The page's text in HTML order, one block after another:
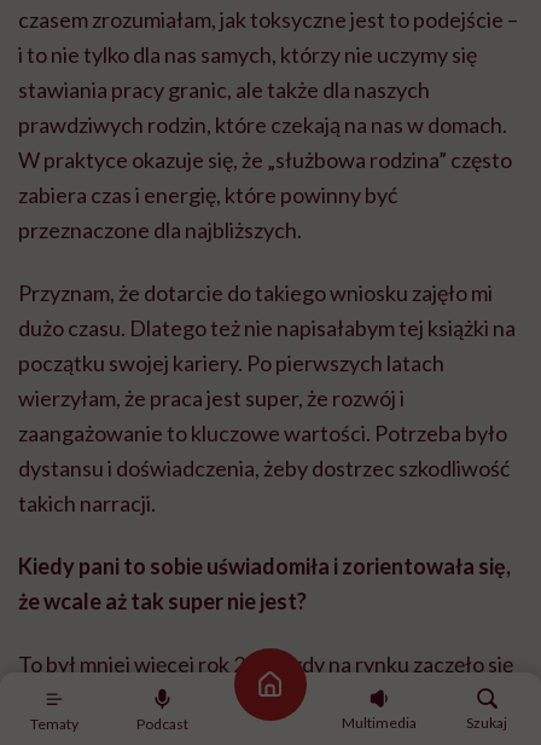
Tematy Podcast
Strona główna
Multimedia
Szukaj
czasem zrozumiałam, jak toksyczne jest to podejście –
i to nie tylko dla nas samych, którzy nie uczymy się
stawiania pracy granic, ale także dla naszych
prawdziwych rodzin, które czekają na nas w domach.
W praktyce okazuje się, że „służbowa rodzina” często
zabiera czas i energię, które powinny być
przeznaczone dla najbliższych.
Przyznam, że dotarcie do takiego wniosku zajęło mi
dużo czasu. Dlatego też nie napisałabym tej książki na
początku swojej kariery. Po pierwszych latach
wierzyłam, że praca jest super, że rozwój i
zaangażowanie to kluczowe wartości. Potrzeba było
dystansu i doświadczenia, żeby dostrzec szkodliwość
takich narracji.
Kiedy pani to sobie uświadomiła i zorientowała się,
że wcale aż tak super nie jest?
To był mniej więcej rok 2017, gdy na rynku zaczęło się
pojawiać mnóstwo poradników i aplikacji dotyczących
produktywności. Wtedy w „Wysokich Obcasach”